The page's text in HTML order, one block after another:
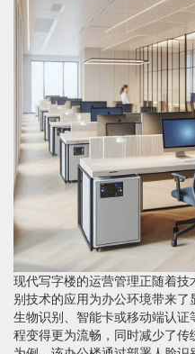
现代写字楼的运营管理正随着
别技术的应用为办公环境带来
生物识别、智能卡或移动端认
程变得更为流畅，同时减少了